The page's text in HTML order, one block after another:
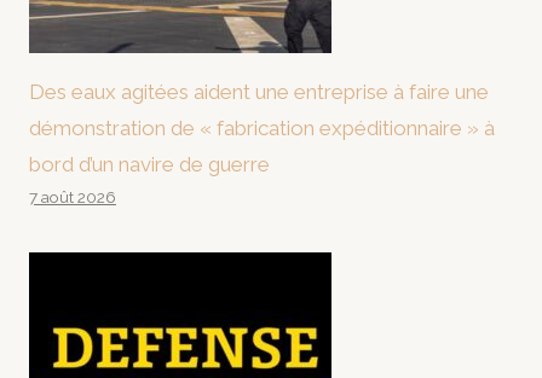
Des eaux agitées aident une entreprise à faire une
démonstration de « fabrication expéditionnaire » à
bord d’un navire de guerre
7 août 2026